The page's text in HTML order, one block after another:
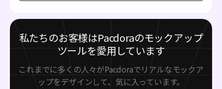
私たちのお客様はPacdoraのモックアップ
ツールを愛用しています
これまでに多くの人々がPacdoraでリアルなモックア
ップをデザインして、気に入っています。